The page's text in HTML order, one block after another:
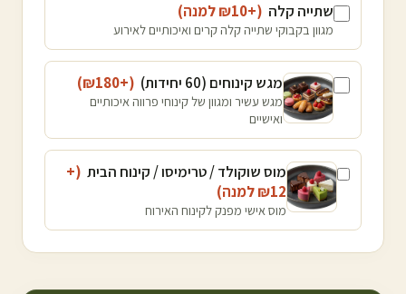
שתייה קלה (+₪
10 למנה)
מגוון בקבוקי שתייה קלה קרים ואיכותיים לאירוע
מגש קינוחים (60 יחידות) (+₪
180
)
מגש עשיר ומגוון של קינוחי פרווה איכותיים
ואישיים
מוס שוקולד / טרימיסו / קינוח הבית (+
₪12 למנה)
מוס אישי מפנק לקינוח האירוח